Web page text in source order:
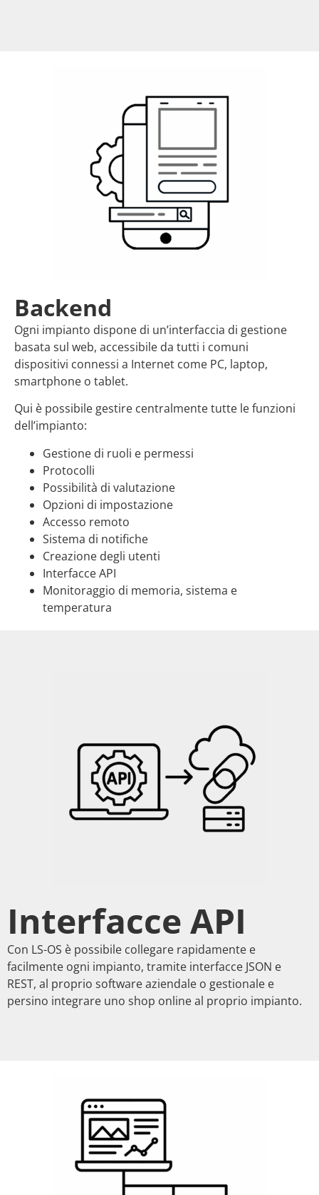
Backend
Ogni impianto dispone di un’interfaccia di gestione
basata sul web, accessibile da tutti i comuni
dispositivi connessi a Internet come PC, laptop,
smartphone o tablet.
Qui è possibile gestire centralmente tutte le funzioni
dell’impianto:
Gestione di ruoli e permessi
Protocolli
Possibilità di valutazione
Opzioni di impostazione
Accesso remoto
Sistema di notifiche
Creazione degli utenti
Interfacce API
Monitoraggio di memoria, sistema e
temperatura
Interfacce API
Con LS-OS è possibile collegare rapidamente e
facilmente ogni impianto, tramite interfacce JSON e
REST, al proprio software aziendale o gestionale e
persino integrare uno shop online al proprio impianto.